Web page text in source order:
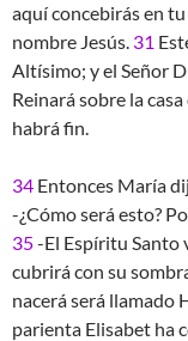
aquí concebirás en
nombre Jesús. 31
Altísimo; y el Señor
Reinará sobre la
habrá fin.
34 Entonces María
-¿Cómo será esto?
35-El Espíritu Santo
cubrirá con su
nacerá será llamado
parienta Elisabet ha